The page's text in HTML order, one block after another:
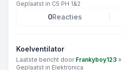
Geplaatst in C5 PH 1&2
0Reacties
Koelventilator
Laatste bericht door Frankyboy123 »
Geplaatst in Elektronica